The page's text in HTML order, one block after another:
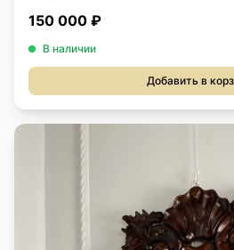
150 000 ₽
В наличии
Добавить в